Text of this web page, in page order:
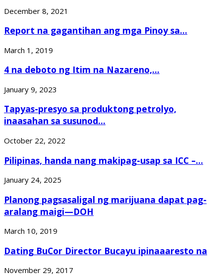
December 8, 2021
Report na gagantihan ang mga Pinoy sa...
March 1, 2019
4 na deboto ng Itim na Nazareno,...
January 9, 2023
Tapyas-presyo sa produktong petrolyo,
inaasahan sa susunod...
October 22, 2022
Pilipinas, handa nang makipag-usap sa ICC –...
January 24, 2025
Planong pagsasaligal ng marijuana dapat pag-
aralang maigi—DOH
March 10, 2019
Dating BuCor Director Bucayu ipinaaaresto na
November 29, 2017